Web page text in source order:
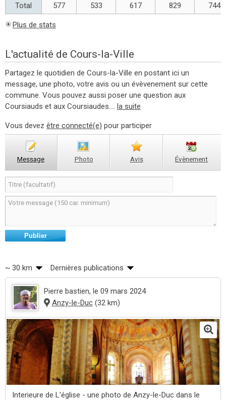
Total
577 533 617 829 744
Plus de stats
L'actualité de Cours-la-Ville
Partagez le quotidien de Cours-la-Ville en postant ici un
message, une photo, votre avis ou un évèvenement sur cette
commune. Vous pouvez aussi poser une question aux
Coursiauds et aux Coursiaudes.... la suite
Vous devez être connecté(e) pour participer
Message Photo Avis Évènement
Publier
~ 30 km Dernières publications
Pierre bastien, le 09 mars 2024
Anzy-le-Duc(32 km)
Interieure de L'église - une photo de Anzy-le-Duc dans le